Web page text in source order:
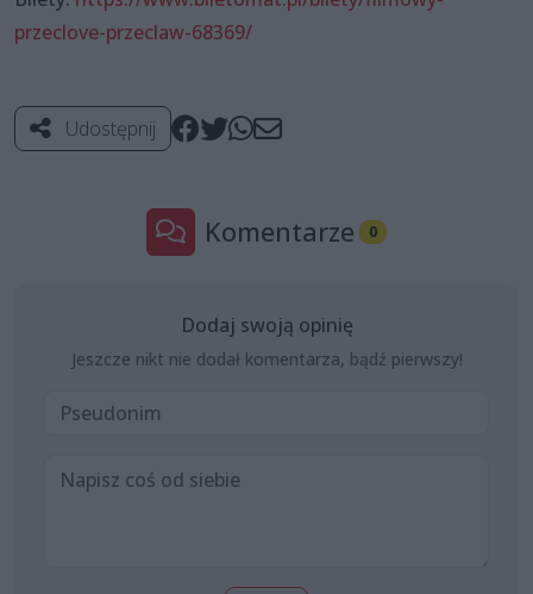
przeclove-przeclaw-68369/
Udostępnij
Komentarze 0
Dodaj swoją opinię
Jeszcze nikt nie dodał komentarza, bądź pierwszy!